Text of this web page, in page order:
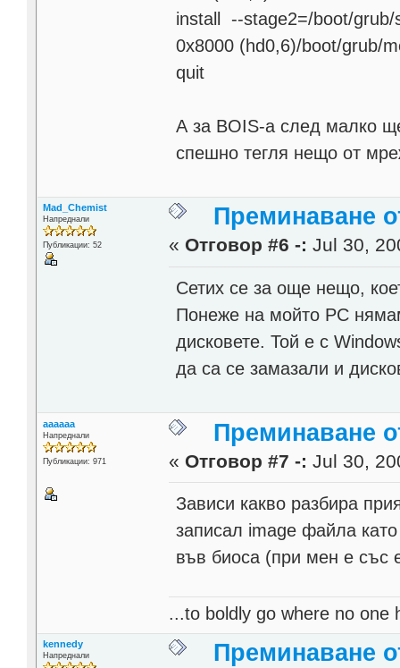
install --stage2=/boot/
0x8000 (hd0,6)/boot/grub/
quit
А за BOIS-а след малко
спешно тегля нещо от
Mad_Chemist
Напреднали
Публикации: 52
Преминаване
« Отговор #6 -: Jul 30,
Сетих се за още нещо,
Понеже на мойто PC
дисковете. Той е с
да са се замазали и
aaaaaa
Напреднали
Публикации: 971
Преминаване
« Отговор #7 -: Jul 30,
Зависи какво разбира
записал image файла
във биоса (при мен е със
...to boldly go where no one
kennedy
Напреднали Преминаване